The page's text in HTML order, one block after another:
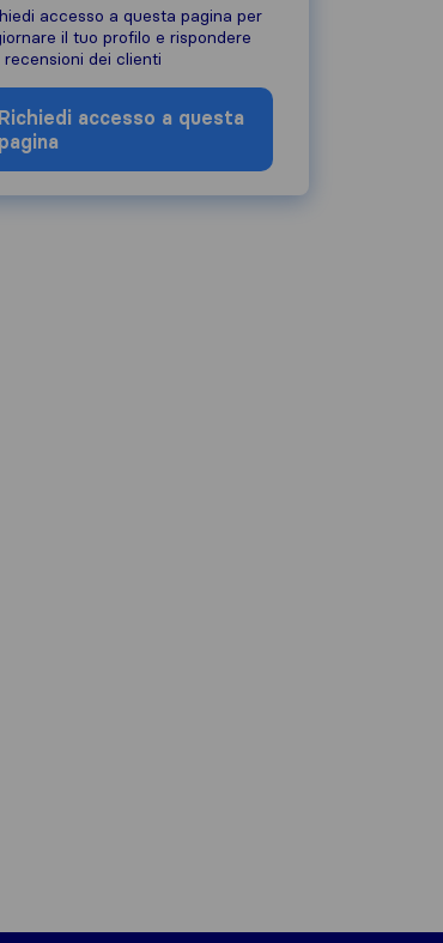
accesso a questa pagina per
il tuo profilo e rispondere
recensioni dei clienti
Richiedi accesso a questa
pagina